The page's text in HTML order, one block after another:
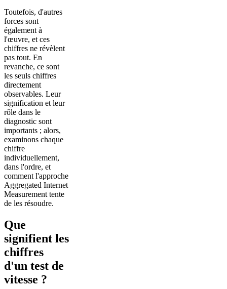
Toutefois, d'autres
forces sont
également à
l'œuvre, et ces
chiffres ne révèlent
pas tout. En
revanche, ce sont
les seuls chiffres
directement
observables. Leur
signification et leur
rôle dans le
diagnostic sont
importants ; alors,
examinons chaque
chiffre
individuellement,
dans l'ordre, et
comment l'approche
Aggregated Internet
Measurement tente
de les résoudre.
Que
signifient les
chiffres
d'un test de
vitesse ?